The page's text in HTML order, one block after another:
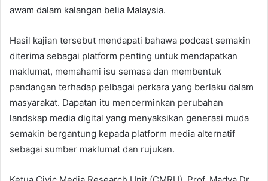
awam dalam kalangan belia Malaysia.
Hasil kajian tersebut mendapati bahawa podcast semakin
diterima sebagai platform penting untuk mendapatkan
maklumat, memahami isu semasa dan membentuk
pandangan terhadap pelbagai perkara yang berlaku dalam
masyarakat. Dapatan itu mencerminkan perubahan
landskap media digital yang menyaksikan generasi muda
semakin bergantung kepada platform media alternatif
sebagai sumber maklumat dan rujukan.